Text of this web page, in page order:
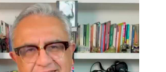
no le pareció.